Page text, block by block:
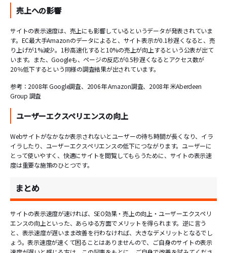
売上への影響
サイトの表示速度は、売上にも影響しているというデータが発表されていま
す。EC最大手Amazonのデータによると、サイト表示が0.1秒遅くなると、売
り上げが1%減少。1秒高速化すると10%の売上が向上するという公表が出て
います。また、Googleも、ページの反応が0.5秒遅くなるとアクセス数が
20％低下するという同様の調査結果が出されています。
参考：2008年 Google調査、2006年 Amazon調査、2008年 米Aberdeen
Group 調査
ユーザーエクスペリエンスの向上
Webサイトがなかなか表示されないとユーザーの待ち時間が長くなり、イラ
イラしたり、ユーザーエクスペリエンスの低下につながります。ユーザーに
とって使いやすく、快適にサイトを閲覧してもらうために、サイトの表示速
度は重要な施策のひとつです。
まとめ
サイトの表示速度が速ければ、SEO効果・売上の向上・ユーザーエクスペリ
エンスの向上といった、あらゆる方面でメリットを得られます。逆に言う
と、表示速度が遅いまま改善を行わなければ、大きなデメリットとなるでし
ょう。表示速度が速くて困ることはありませんので、ご自身のサイトの表示